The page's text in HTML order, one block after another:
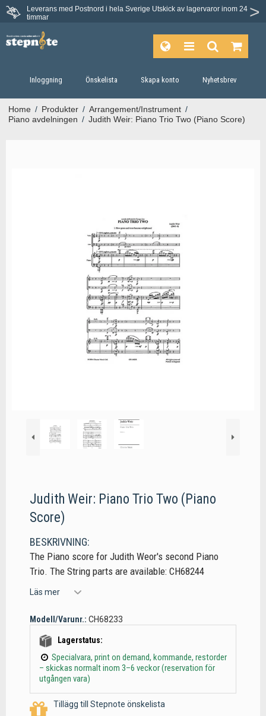
Leverans med Postnord i hela Sverige Utskick av lagervaror inom 24
timmar
Inloggning Önskelista Skapa konto Nyhetsbrev
Home / Produkter / Arrangement/Instrument /
Piano avdelningen / Judith Weir: Piano Trio Two (Piano Score)
Judith Weir: Piano Trio Two (Piano
Score)
BESKRIVNING:
The Piano score for Judith Weor's second Piano
Trio. The String parts are available: CH68244
Läs mer
Modell/Varunr.: CH68233
Lagerstatus:
Specialvara, print on demand, kommande, restorder
– skickas normalt inom 3–6 veckor (reservation för
utgången vara)
Tillägg till Stepnote önskelista